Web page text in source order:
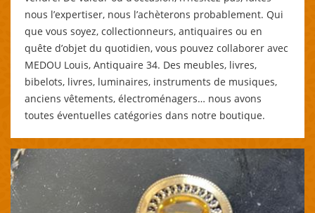
nous l’expertiser, nous l’achèterons probablement. Qui
que vous soyez, collectionneurs, antiquaires ou en
quête d’objet du quotidien, vous pouvez collaborer avec
MEDOU Louis, Antiquaire 34. Des meubles, livres,
bibelots, livres, luminaires, instruments de musiques,
anciens vêtements, électroménagers… nous avons
toutes éventuelles catégories dans notre boutique.